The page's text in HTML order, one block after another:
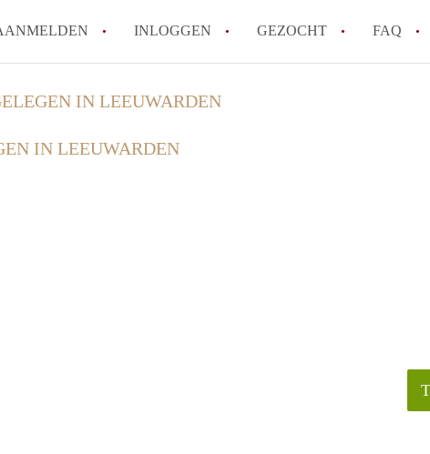
INLOGGEN GEZOCHT FAQ
IN LEEUWARDEN
IN LEEUWARDEN